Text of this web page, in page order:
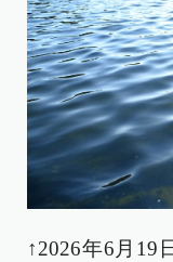
↑2026年6月19